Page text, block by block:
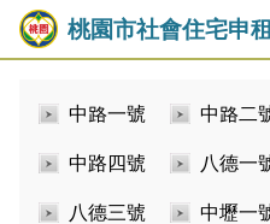
桃園市社會住宅申
中路一號 中路二
中路四號 八德一
八德三號 中壢一